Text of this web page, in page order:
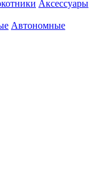
Аксессуары
Автономные